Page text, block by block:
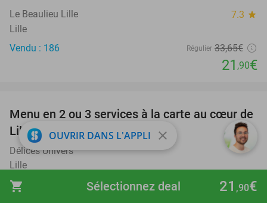
shopping_cart 21 ,90€
Sélectionnez deal
Le Beaulieu Lille 7.3 star
Lille
Vendu : 186
Régulier 33,65€
21 ,90€
37%
Menu en 2 ou 3 services à la carte au cœur de
Lille
Délices Univers
Lille
Vendu : 7
23,55 €
OUVRIR DANS L'APPLI close